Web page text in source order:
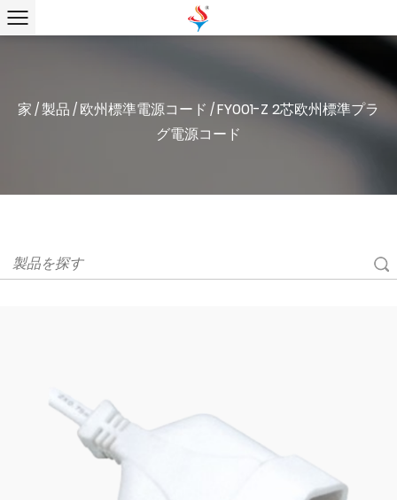
家 /製品 / 欧州標準電源コード /FY001-Z 2芯欧州標準プラ
グ電源コード